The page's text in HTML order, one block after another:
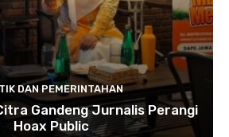
DAN PEMERINTAHAN
Gandeng Jurnalis Perangi
Hoax Public